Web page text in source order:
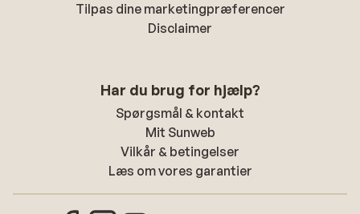
Tilpas dine marketingpræferencer
Disclaimer
Har du brug for hjælp?
Spørgsmål & kontakt
Mit Sunweb
Vilkår & betingelser
Læs om vores garantier